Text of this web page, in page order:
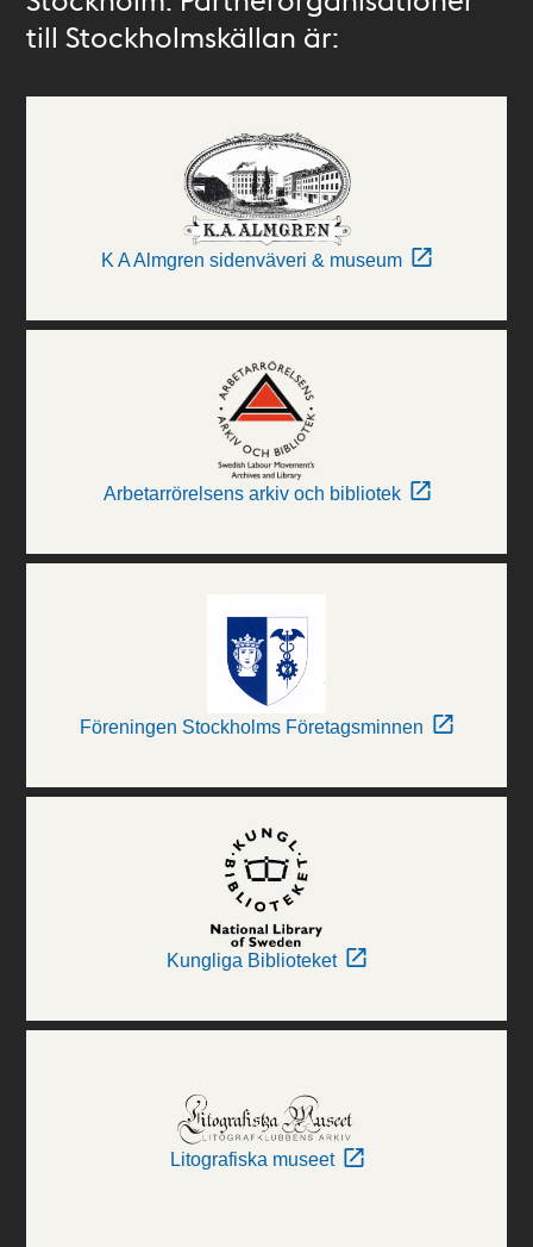
till Stockholmskällan är:
K A Almgren sidenväveri & museum
Arbetarrörelsens arkiv och bibliotek
Föreningen Stockholms Företagsminnen
Kungliga Biblioteket
Litografiska museet